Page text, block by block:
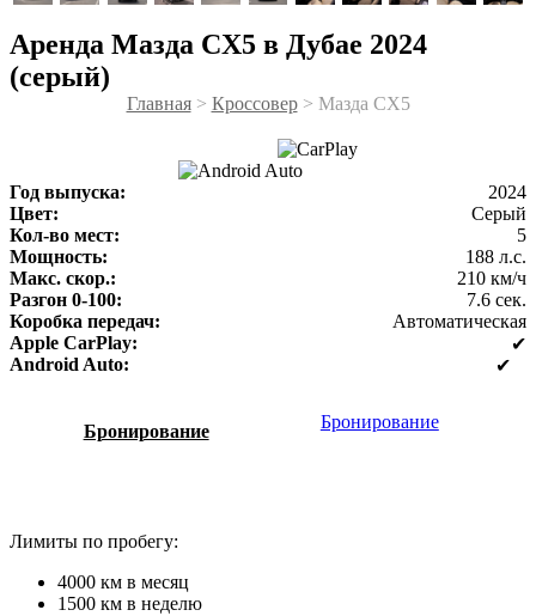
Аренда Мазда CX5 в Дубае 2024
(серый)
Главная> Кроссовер> Мазда CX5
Год выпуска:
2024
Цвет:
Серый
Кол-во мест:
5
Мощность:
188 л.с.
Макс. скор.:
210 км/ч
Разгон 0-100:
7.6 сек.
Коробка передач:
Автоматическая
Apple CarPlay:
✔
Android Auto:
✔
Бронирование Бронирование
Лимиты по пробегу:
4000 км в месяц
1500 км в неделю